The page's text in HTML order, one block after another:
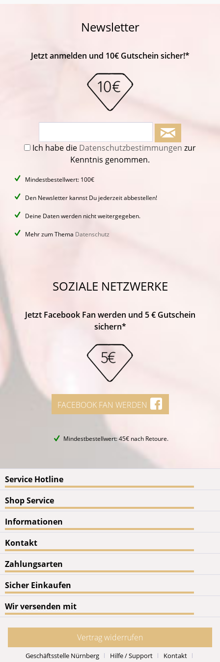
Newsletter
Jetzt anmelden und 10€ Gutschein sicher!*
Ich habe die Datenschutzbestimmungen zur
Kenntnis genommen.
Mindestbestellwert: 100€
Den Newsletter kannst Du jederzeit abbestellen!
Deine Daten werden nicht weitergegeben.
Mehr zum Thema Datenschutz
SOZIALE NETZWERKE
Jetzt Facebook Fan werden und 5 € Gutschein
sichern*
FACEBOOK FAN WERDEN
Mindestbestellwert: 45€ nach Retoure.
Service Hotline
Shop Service
Informationen
Kontakt
Zahlungsarten
Sicher Einkaufen
Wir versenden mit
Vertrag widerrufen
Geschäftsstelle Nürnberg Hilfe / Support Kontakt